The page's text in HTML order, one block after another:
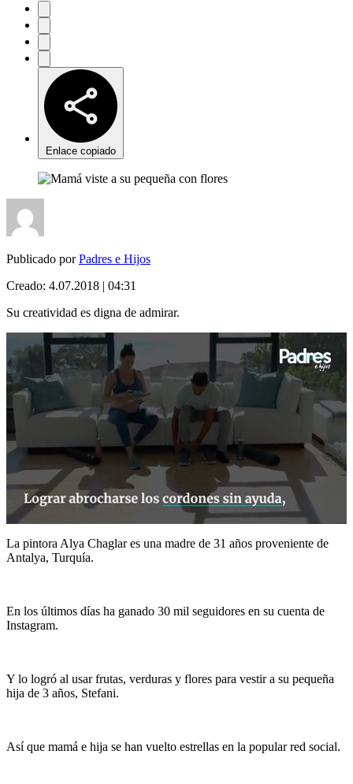
Enlace copiado
Publicado porPadres e Hijos
Creado: 4.07.2018 | 04:31
Su creatividad es digna de admirar.
seconds
of
La pintora Alya Chaglar es una madre de 31 años proveniente de
Antalya, Turquía.
En los últimos días ha ganado 30 mil seguidores en su cuenta de
Instagram.
Y lo logró al usar frutas, verduras y flores para vestir a su pequeña
hija de 3 años, Stefani.
Así que mamá e hija se han vuelto estrellas en la popular red social.